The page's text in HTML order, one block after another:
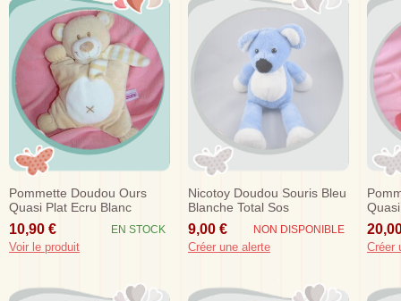
Pommette Doudou Ours
Quasi Plat Ecru Blanc
Echarpe Sos
10,90 € EN STOCK
Voir le produit
Nicotoy Doudou Souris Bleu
Blanche Total Sos
9,00 € NON DISPONIBLE
Créer une alerte
Sos
Créer